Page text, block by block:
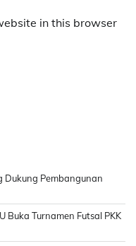
in this browser
Dukung Pembangunan
Buka Turnamen Futsal PKK